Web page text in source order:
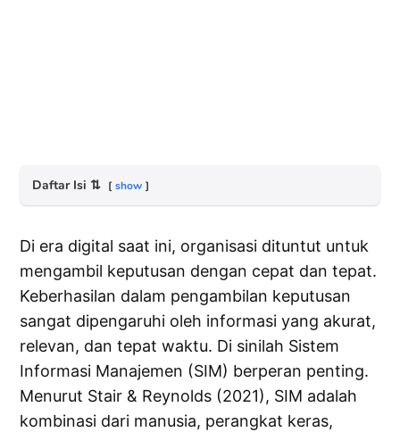
Daftar Isi ⇅ show
Di era digital saat ini, organisasi dituntut untuk
mengambil keputusan dengan cepat dan tepat.
Keberhasilan dalam pengambilan keputusan
sangat dipengaruhi oleh informasi yang akurat,
relevan, dan tepat waktu. Di sinilah Sistem
Informasi Manajemen (SIM) berperan penting.
Menurut Stair & Reynolds (2021), SIM adalah
kombinasi dari manusia, perangkat keras,